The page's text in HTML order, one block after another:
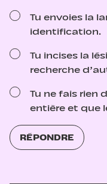
Tu envoies la
identification.
Tu incises la
recherche
Tu ne fais rien
entière et que
RÉPONDRE